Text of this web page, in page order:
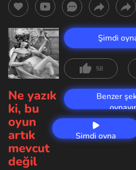
Şimdi oyna
Şimdi
58
Ne yazık
ki, bu
oyun
artık
mevcut
değil
Benzer